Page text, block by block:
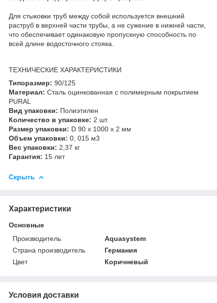
Для стыковки труб между собой используется внешний
раструб в верхней части трубы, а не сужение в нижней части,
что обеспечивает одинаковую пропускную способность по
всей длине водосточного стояка.
ТЕХНИЧЕСКИЕ ХАРАКТЕРИСТИКИ
Типоразмер: 90/125
Материал: Сталь оцинкованная с полимерным покрытием
PURAL
Вид упаковки: Полиэтилен
Количество в упаковке: 2 шт.
Размер упаковки: D 90 x 1000 x 2 мм
Объем упаковки: 0, 015 м3
Вес упаковки: 2,37 кг
Гарантия: 15 лет
Скрыть
Характеристики
Основные
Производитель
Aquasystem
Страна производитель
Германия
Цвет
Коричневый
Условия доставки